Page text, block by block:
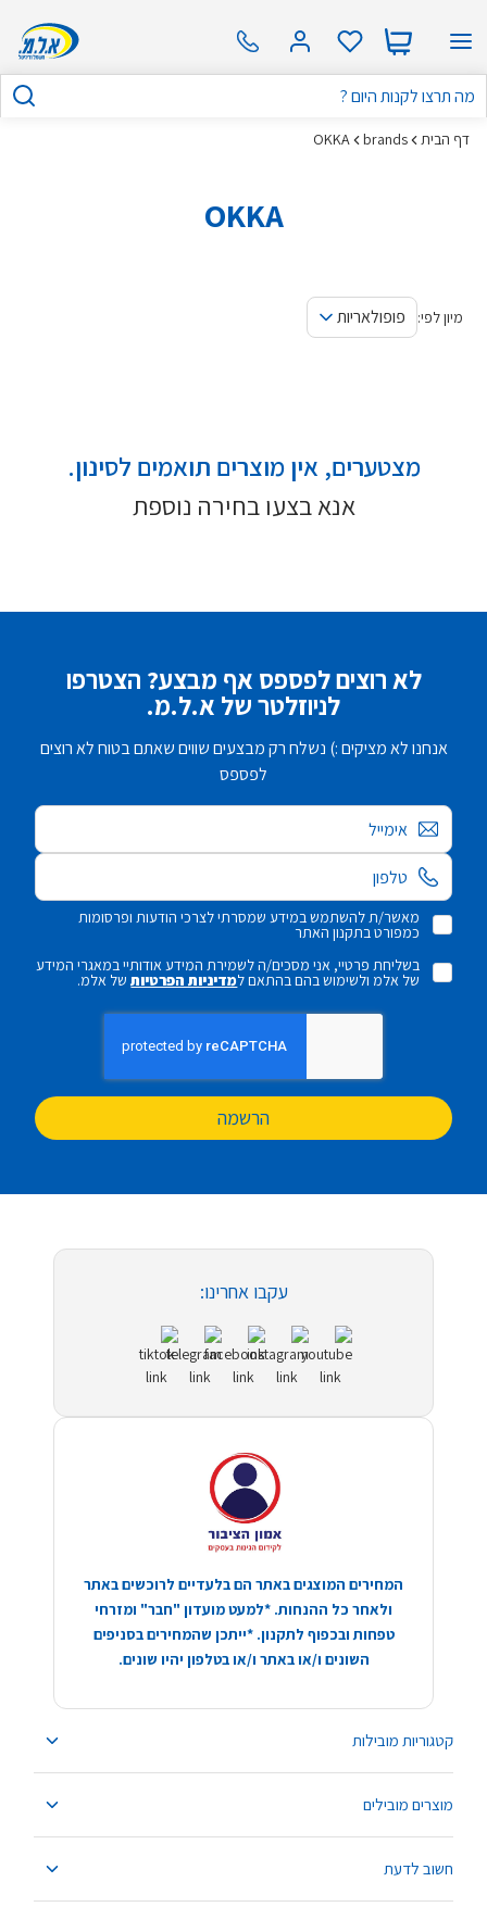
דף הבית brands
OKKA
OKKA
מיון לפי: פופולאריות
מצטערים, אין מוצרים תואמים לסינון.
אנא בצעו בחירה נוספת
לא רוצים לפספס אף מבצע? הצטרפו
לניוזלטר של א.ל.מ.
אנחנו לא מציקים :) נשלח רק מבצעים שווים שאתם בטוח לא רוצים
לפספס
אימייל
מאשר/ת להשתמש במידע שמסרתי לצרכי הודעות ופרסומות
כמפורט בתקנון האתר
בשליחת פרטיי, אני מסכים/ה לשמירת המידע אודותיי במאגרי המידע
של אלמ ולשימוש בהם בהתאם למדיניות הפרטיותשל אלמ.
הרשמה
קטגוריות מובילות
מוצרים מובילים
חשוב לדעת
עקבו אחרינו:
המחירים המוצגים באתר הם בלעדיים לרוכשים באתר
ולאחר כל ההנחות. *למעט מועדון "חבר" ומזרחי
טפחות ובכפוף לתקנון. *ייתכן שהמחירים בסניפים
השונים ו/או באתר ו/או בטלפון יהיו שונים.